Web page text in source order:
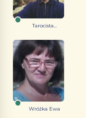
Tarocista...
Wróżka Ewa